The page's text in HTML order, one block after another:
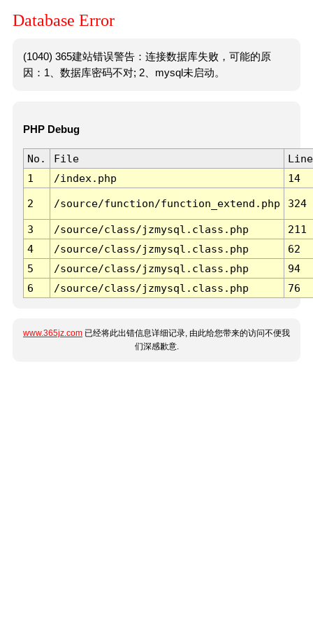
Database Error
(1040) 365建站错误警告：连接数据库失败，可能的原
因：1、数据库密码不对; 2、mysql未启动。
PHP Debug
No. File
Line
1
/index.php 14
2 /source/function/function_extend.php 324
3 /source/class/jzmysql.class.php
211
4
/source/class/jzmysql.class.php
62
5
/source/class/jzmysql.class.php
94
6
/source/class/jzmysql.class.php 76
www.365jz.com 已经将此出错信息详细记录, 由此给您带来的访问不便我
们深感歉意.